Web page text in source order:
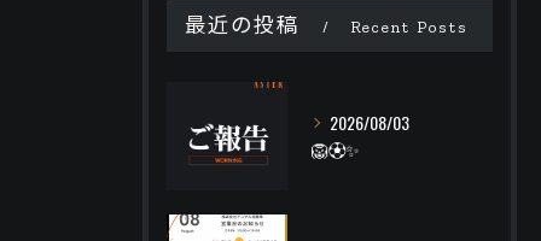
最近の投稿 Recent Posts
2026/08/03
🦁⚽️✨